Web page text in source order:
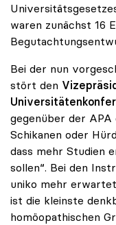
waren zunächst 16
Bei der nun
stört den
gegenüber der APA
Schikanen oder
dass mehr Studien
sollen“. Bei den
uniko mehr
ist die kleinste
homöopathischen